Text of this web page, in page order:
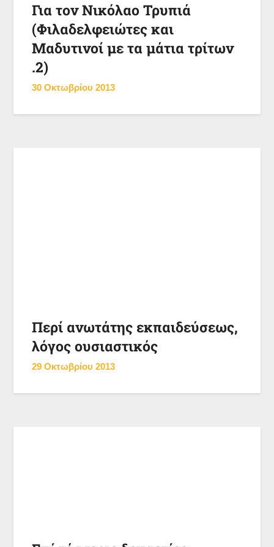
Για τον Νικόλαο Τρυπιά
(Φιλαδελφειώτες και
Μαδυτινοί με τα μάτια τρίτων
.2)
30 Οκτωβρίου 2013
Περί ανωτάτης εκπαιδεύσεως,
λόγος ουσιαστικός
29 Οκτωβρίου 2013